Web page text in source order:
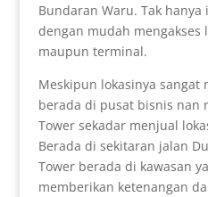
Bundaran Waru. Tak
dengan mudah
maupun terminal.
Meskipun lokasinya sangat
berada di pusat bisnis nan
Tower sekadar menjual
Berada di sekitaran jalan
Tower berada di kawasan
memberikan ketenangan